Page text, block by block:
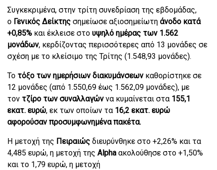
Συγκεκριμένα, στην τρίτη συνεδρίαση της εβδομάδας,
ο Γενικός Δείκτης σημείωσε αξιοσημείωτη άνοδο κατά
+0,85% και έκλεισε στο υψηλό ημέρας των 1.562
μονάδων, κερδίζοντας περισσότερες από 13 μονάδες σε
σχέση με το κλείσιμο της Τρίτης (1.548,93 μονάδες).
Το τόξο των ημερήσιων διακυμάνσεων καθορίστηκε σε
12 μονάδες (από 1.550,69 έως 1.562,09 μονάδες), με
τον τζίρο των συναλλαγών να κυμαίνεται στα 155,1
εκατ. ευρώ, εκ των οποίων τα 16,2 εκατ. ευρώ
αφορούσαν προσυμφωνημένα πακέτα.
Η μετοχή της Πειραιώς διευρύνθηκε στο +2,26% και τα
4,485 ευρώ, η μετοχή της Alpha ακολούθησε στο +1,50%
και το 1,79 ευρώ, η μετοχή